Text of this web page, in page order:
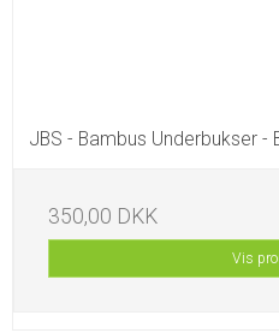
JBS - Bambus Underbukser -
350,00 DKK
Vis